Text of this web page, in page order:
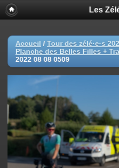
Les
Accueil / Tour des zélé·e·s
Planche des Belles Filles +
2022 08 08 0509